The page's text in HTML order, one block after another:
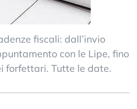
fiscali: dall’invio
con le Lipe, fino
forfettari. Tutte le date.